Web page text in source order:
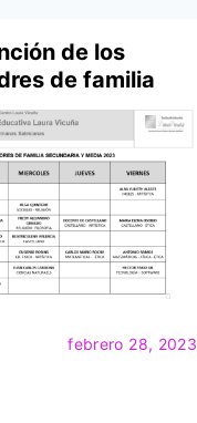
de los
de familia
febrero 28, 2023